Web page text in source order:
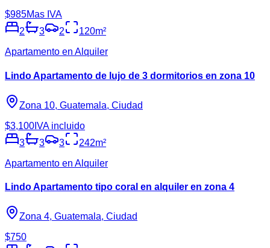
$985Mas IVA
2
3 2 120m²
Apartamento en Alquiler
Lindo Apartamento de lujo de 3 dormitorios en zona 10
Zona 10, Guatemala, Ciudad
$3,100 IVA incluido
3
3 3 242m²
Apartamento en Alquiler
Lindo Apartamento tipo coral en alquiler en zona 4
Zona 4, Guatemala, Ciudad
$750